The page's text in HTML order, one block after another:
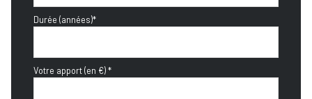
Durée (années)*
Votre apport (en €) *